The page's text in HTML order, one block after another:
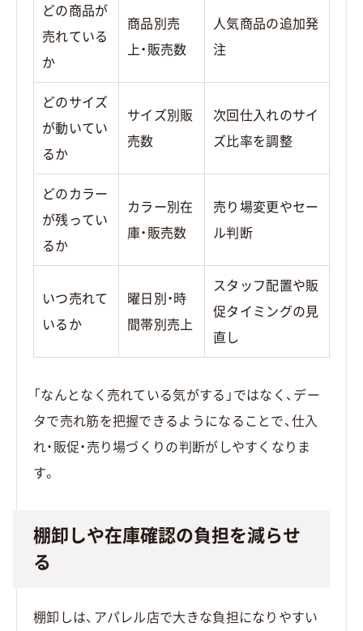
どの商品が
売れている
か
商品別売
上・販売数
人気商品の追加発
注
どのサイズ
が動いてい
るか
サイズ別販
売数
次回仕入れのサイ
ズ比率を調整
どのカラー
が残ってい
るか
カラー別在
庫・販売数
売り場変更やセー
ル判断
いつ売れて
いるか
曜日別・時
間帯別売上
スタッフ配置や販
促タイミングの見
直し
「なんとなく売れている気がする」ではなく、デー
タで売れ筋を把握できるようになることで、仕入
れ・販促・売り場づくりの判断がしやすくなりま
す。
棚卸しや在庫確認の負担を減らせ
る
棚卸しは、アパレル店で大きな負担になりやすい